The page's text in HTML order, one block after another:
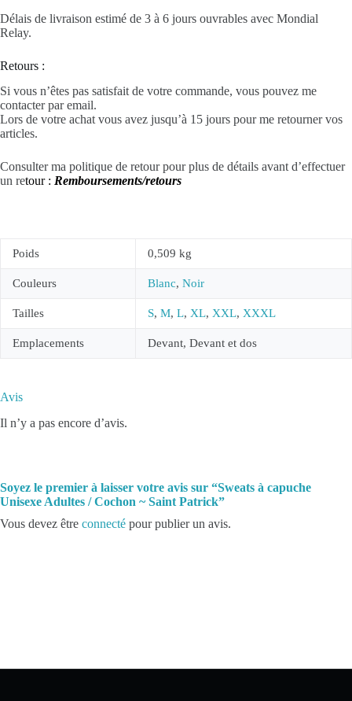
Délais de livraison estimé de 3 à 6 jours ouvrables avec Mondial
Relay.
Retours :
Si vous n’êtes pas satisfait de votre commande, vous pouvez me
contacter par email.
Lors de votre achat vous avez jusqu’à 15 jours pour me retourner vos
articles.
Consulter ma politique de retour pour plus de détails avant d’effectuer
un retour : Remboursements/retours
Poids 0,509 kg
Couleurs Blanc, Noir
Tailles S, M, L, XL, XXL, XXXL
Emplacements Devant, Devant et dos
Avis
Il n’y a pas encore d’avis.
Soyez le premier à laisser votre avis sur “Sweats à capuche
Unisexe Adultes / Cochon ~ Saint Patrick”
Vous devez être connecté pour publier un avis.